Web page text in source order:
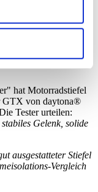
Buddy.
– der
hat Motorradstiefel
GTX von daytona®
Tester urteilen:
Gelenk, solide
ausgestatteter Stiefel
Vergleich